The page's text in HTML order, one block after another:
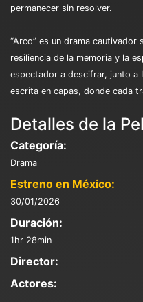
permanecer sin resolver.
“Arco” es un drama
resiliencia de la memoria y la
espectador a descifrar, junto a
escrita en capas, donde cada
Detalles de la
Categoría:
Drama
Estreno en México:
30/01/2026
Duración:
1hr 28min
Director:
Actores: